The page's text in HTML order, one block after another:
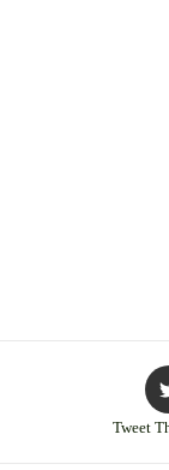
Tweet